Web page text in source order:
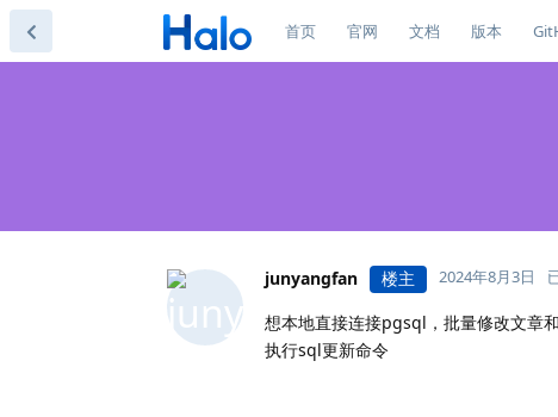
首页 官网 文档 版本
junyangfan 楼主 2024年8月3日
想本地直接连接pgsql，批量修改文章
执行sql更新命令